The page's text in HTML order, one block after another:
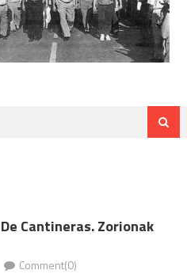
Cantineras. Zorionak
Comment(0)